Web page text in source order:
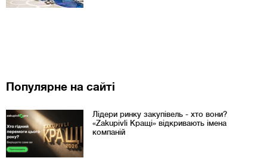
Популярне на сайті
Лідери ринку закупівель - хто вони?
«Zakupivli Кращі» відкривають імена
компаній